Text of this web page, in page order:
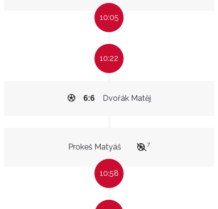
10:05
10:22
Dvořák Matěj
6:6
Prokeš Matyáš 7
10:58